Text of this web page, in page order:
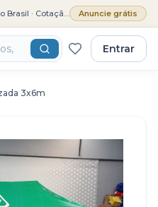
Fornecedores verificados em todo o Brasil · Cotação grátis Anuncie grátis
Entrar
3x6m